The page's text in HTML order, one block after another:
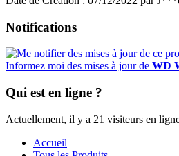
Notifications
Informez moi des mises à jour de WD
Qui est en ligne ?
Actuellement, il y a 21 visiteurs en
Accueil